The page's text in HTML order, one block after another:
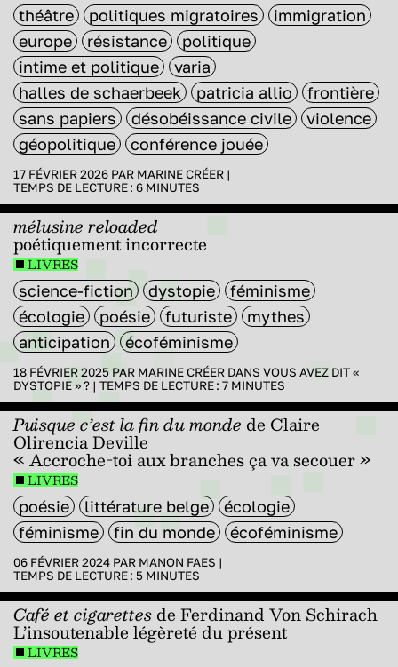
théâtre politiques migratoires
immigration
europe
résistance
politique
intime et politique
varia
halles de schaerbeek
patricia allio
frontière
sans papiers
désobéissance civile
violence
géopolitique
conférence jouée
17 FÉVRIER 2026 PAR MARINE CRÉER |
TEMPS DE LECTURE : 6 MINUTES
mélusine reloaded
poétiquement incorrecte
LIVRES
science-fiction dystopie
féminisme
écologie
poésie futuriste
mythes
anticipation
écoféminisme
18 FÉVRIER 2025 PAR MARINE CRÉER DANS VOUS AVEZ DIT «
DYSTOPIE » ? | TEMPS DE LECTURE : 7 MINUTES
Puisque c’est la fin du monde de Claire
Olirencia Deville
« Accroche-toi aux branches ça va secouer »
LIVRES
poésie littérature belge
écologie
féminisme
fin du monde écoféminisme
06 FÉVRIER 2024 PAR MANON FAES |
TEMPS DE LECTURE : 5 MINUTES
Café et cigarettesde Ferdinand Von Schirach
L’insoutenable légèreté du présent
LIVRES